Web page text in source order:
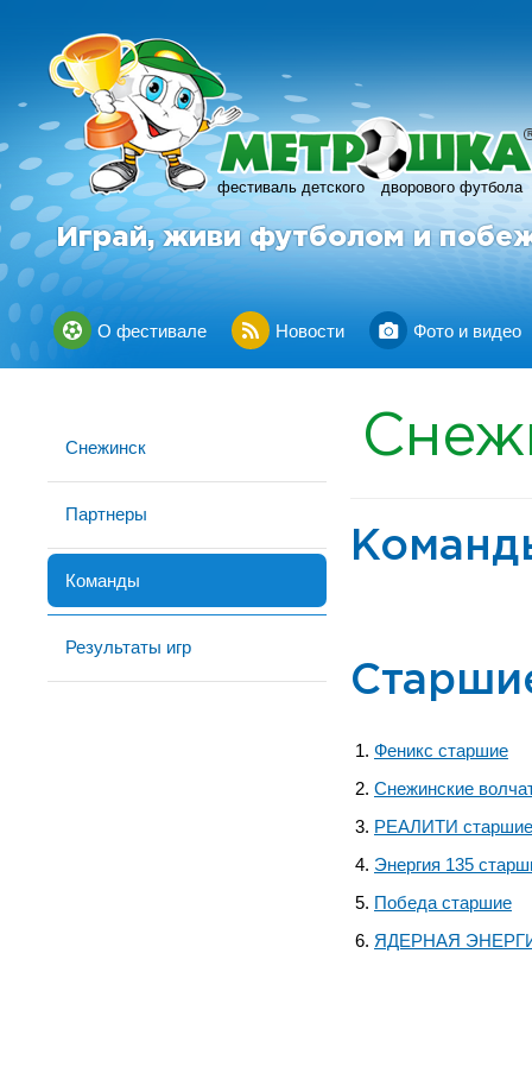
фестиваль детского дворового футбола
R
Играй, живи футболом и
О фестивале Новости Фото и видео
Снежинск
Партнеры
Команды
Результаты игр
Феникс старшие
Снежинские
РЕАЛИТИ старшие
Энергия 135
Победа старшие
ЯДЕРНАЯ